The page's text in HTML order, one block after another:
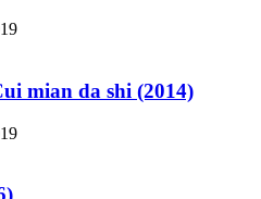
mian da shi (2014)